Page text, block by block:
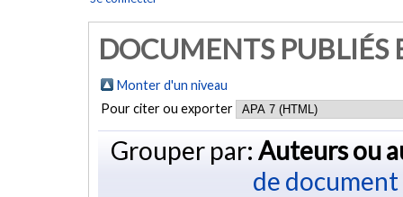
DOCUMENTS PUBLIÉS
Monter d'un niveau
Pour citer ou exporter
Grouper par: Auteurs ou
de document